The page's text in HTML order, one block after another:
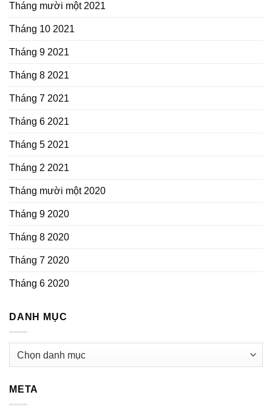
Tháng mười một 2021
Tháng 10 2021
Tháng 9 2021
Tháng 8 2021
Tháng 7 2021
Tháng 6 2021
Tháng 5 2021
Tháng 2 2021
Tháng mười một 2020
Tháng 9 2020
Tháng 8 2020
Tháng 7 2020
Tháng 6 2020
DANH MỤC
META